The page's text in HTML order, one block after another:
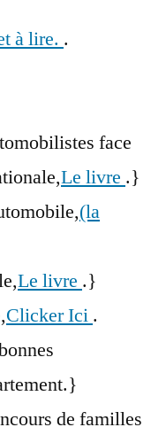
à lire. .
face
Le livre .}
(la
Le livre .}
Clicker Ici .
de familles